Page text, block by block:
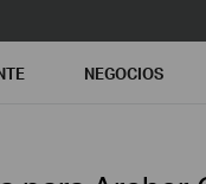
NEGOCIOS